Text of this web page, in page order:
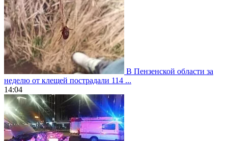
В Пензенской области за
неделю от клещей пострадали 114 ...
14:04